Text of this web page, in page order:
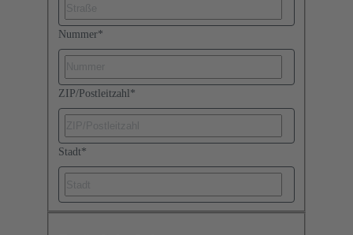
Nummer*
ZIP/Postleitzahl *
Stadt*